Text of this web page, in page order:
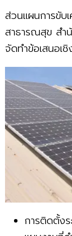
ส่วนแผนการขับ
สาธารณสุข สำ
จัดทำข้อเสนอเ
การติดตั้งร